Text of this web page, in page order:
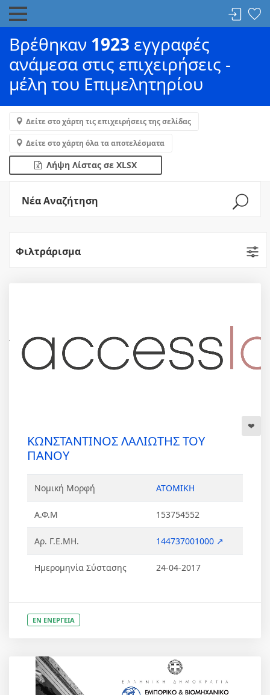
Βρέθηκαν 1923 εγγραφές
ανάμεσα στις επιχειρήσεις -
μέλη του Επιμελητηρίου
Δείτε στο χάρτη τις επιχειρήσεις της σελίδας
Δείτε στο χάρτη όλα τα αποτελέσματα
Λήψη Λίστας σε XLSX
Νέα Αναζήτηση
Φιλτράρισμα
ΚΩΝΣΤΑΝΤΙΝΟΣ ΛΑΛΙΩΤΗΣ ΤΟΥ
ΠΑΝΟΥ
Νομική Μορφή ΑΤΟΜΙΚΗ
Α.Φ.Μ 153754552
Αρ. Γ.Ε.ΜΗ. 144737001000 ↗
Ημερομηνία Σύστασης 24-04-2017
ΕΝ ΕΝΕΡΓΕΙΑ